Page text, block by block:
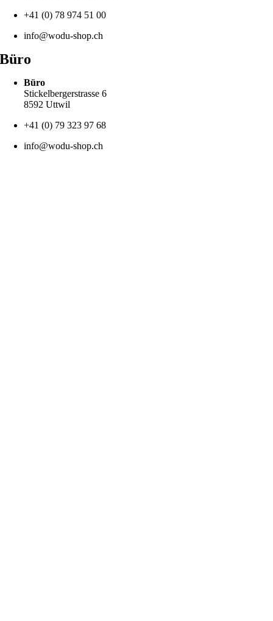
+41 (0) 78 974 51 00
info@wodu-shop.ch
Büro
Büro
Stickelbergerstrasse 6
8592 Uttwil
+41 (0) 79 323 97 68
info@wodu-shop.ch